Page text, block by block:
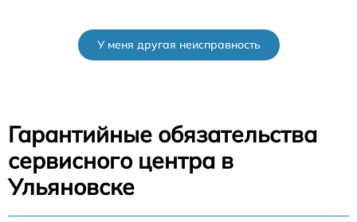
У меня другая неисправность
Гарантийные обязательства
сервисного центра в
Ульяновске